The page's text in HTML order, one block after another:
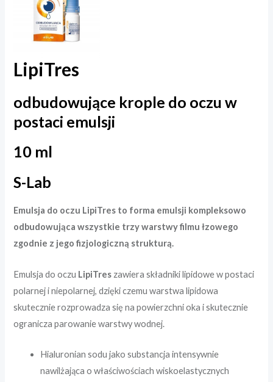
LipiTres
odbudowujące krople do oczu w
postaci emulsji
10 ml
S-Lab
Emulsja do oczu LipiTres to forma emulsji kompleksowo
odbudowująca wszystkie trzy warstwy filmu łzowego
zgodnie z jego fizjologiczną strukturą.
Emulsja do oczu LipiTres zawiera składniki lipidowe w postaci
polarnej i niepolarnej, dzięki czemu warstwa lipidowa
skutecznie rozprowadza się na powierzchni oka i skutecznie
ogranicza parowanie warstwy wodnej.
Hialuronian sodu jako substancja intensywnie
nawilżająca o właściwościach wiskoelastycznych